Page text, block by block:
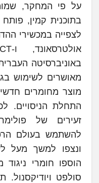
על פי המחקר,
בתוכנית קמין,
באוניברסיטה
מאושרים לשימוש
מוצר מחומרים
התחלת הניסויים.
זעירים של
להשתמש בעולם
ונצפו למשך מעל
הוספו חומרי
סולפט